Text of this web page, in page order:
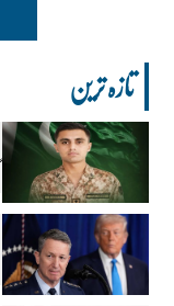
تازہ ترین